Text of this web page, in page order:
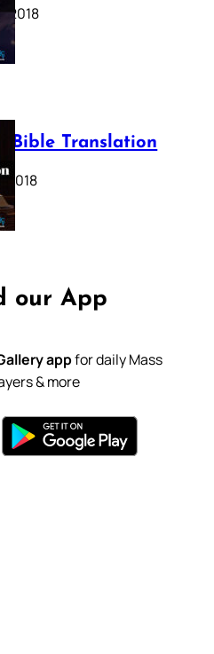
2018
Bible Translation
2018
our App
appfor daily Mass
& more